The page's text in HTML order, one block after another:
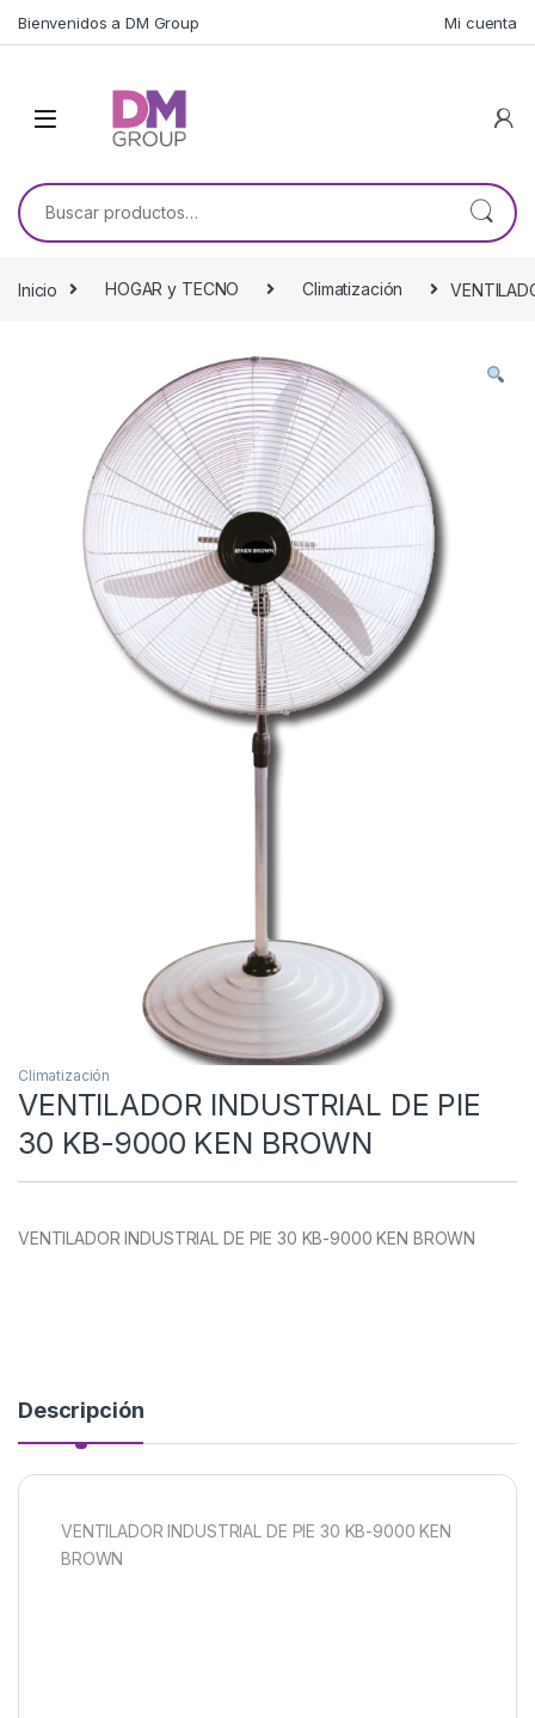
Bienvenidos a DM Group Mi cuenta
Buscar por:
Inicio HOGAR y TECNO Climatización
Climatización
VENTILADOR INDUSTRIAL DE PIE
30 KB-9000 KEN BROWN
VENTILADOR INDUSTRIAL DE PIE 30 KB-9000 KEN BROWN
Descripción
VENTILADOR INDUSTRIAL DE PIE 30 KB-9000 KEN
BROWN